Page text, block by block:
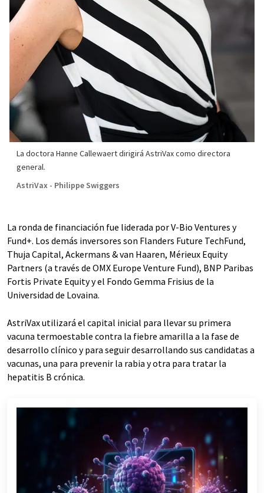
La doctora Hanne Callewaert dirigirá AstriVax como directora
general.
AstriVax - Philippe Swiggers
La ronda de financiación fue liderada por V-Bio Ventures y
Fund+. Los demás inversores son Flanders Future TechFund,
Thuja Capital, Ackermans & van Haaren, Mérieux Equity
Partners (a través de OMX Europe Venture Fund), BNP Paribas
Fortis Private Equity y el Fondo Gemma Frisius de la
Universidad de Lovaina.
AstriVax utilizará el capital inicial para llevar su primera
vacuna termoestable contra la fiebre amarilla a la fase de
desarrollo clínico y para seguir desarrollando sus candidatas a
vacunas, una para prevenir la rabia y otra para tratar la
hepatitis B crónica.